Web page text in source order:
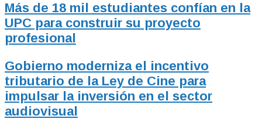
Más de 18 mil estudiantes confían en la
UPC para construir su proyecto
profesional
Gobierno moderniza el incentivo
tributario de la Ley de Cine para
impulsar la inversión en el sector
audiovisual